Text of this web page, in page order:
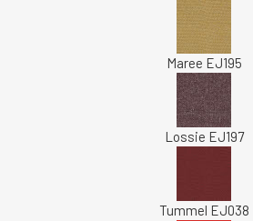
Maree EJ195
Lossie EJ197
Tummel EJ038